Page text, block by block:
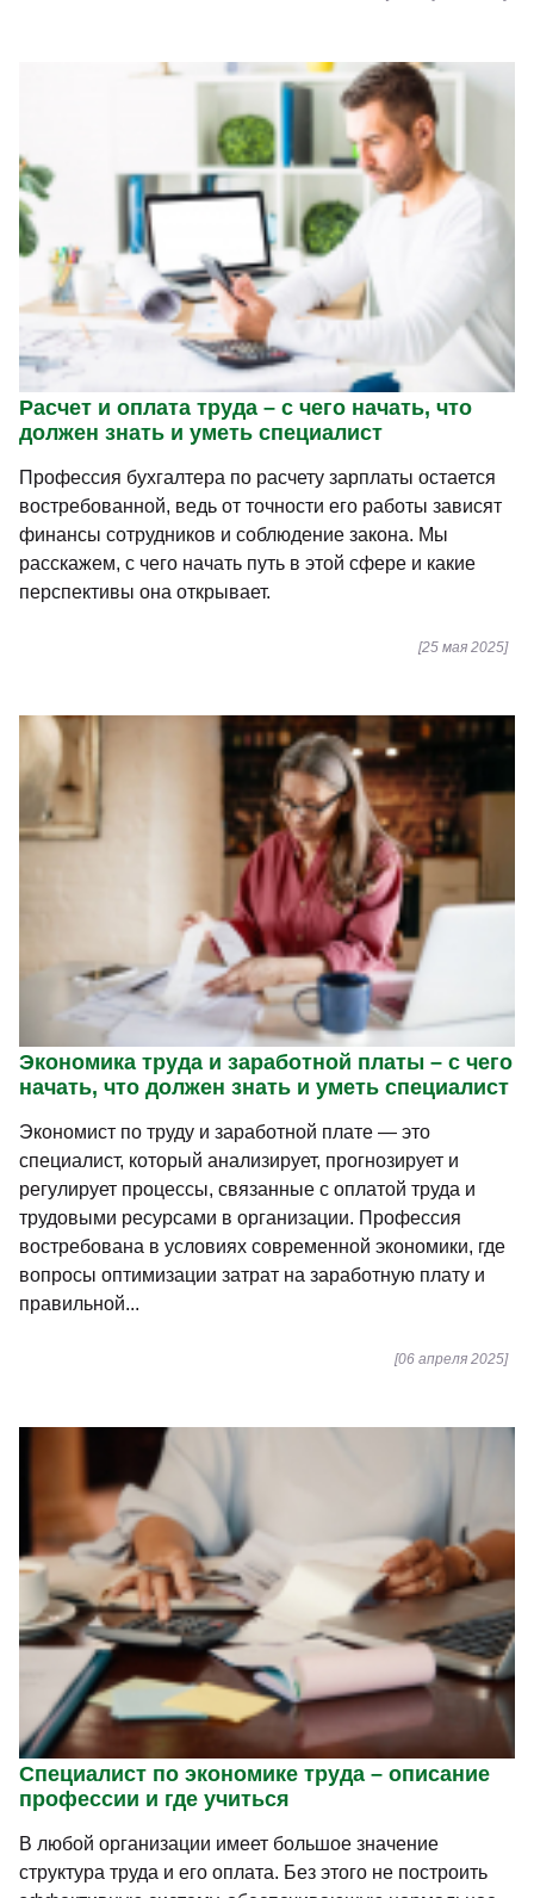
Расчет и оплата труда – с чего начать, что
должен знать и уметь специалист
Профессия бухгалтера по расчету зарплаты остается
востребованной, ведь от точности его работы зависят
финансы сотрудников и соблюдение закона. Мы
расскажем, с чего начать путь в этой сфере и какие
перспективы она открывает.
[25 мая 2025]
Экономика труда и заработной платы – с чего
начать, что должен знать и уметь специалист
Экономист по труду и заработной плате — это
специалист, который анализирует, прогнозирует и
регулирует процессы, связанные с оплатой труда и
трудовыми ресурсами в организации. Профессия
востребована в условиях современной экономики, где
вопросы оптимизации затрат на заработную плату и
правильной...
[06 апреля 2025]
Специалист по экономике труда – описание
профессии и где учиться
В любой организации имеет большое значение
структура труда и его оплата. Без этого не построить